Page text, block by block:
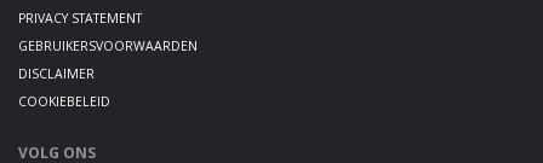
PRIVACY STATEMENT
GEBRUIKERSVOORWAARDEN
DISCLAIMER
COOKIEBELEID
VOLG ONS